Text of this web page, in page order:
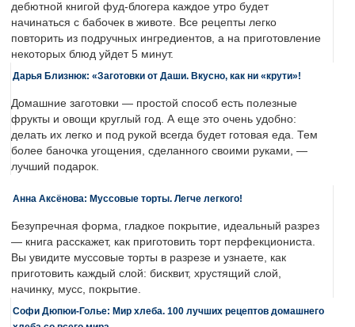
дебютной книгой фуд-блогера каждое утро будет
начинаться с бабочек в животе. Все рецепты легко
повторить из подручных ингредиентов, а на приготовление
некоторых блюд уйдет 5 минут.
Дарья Близнюк: «Заготовки от Даши. Вкусно, как ни «крути»!
Домашние заготовки — простой способ есть полезные
фрукты и овощи круглый год. А еще это очень удобно:
делать их легко и под рукой всегда будет готовая еда. Тем
более баночка угощения, сделанного своими руками, —
лучший подарок.
Анна Аксёнова: Муссовые торты. Легче легкого!
Безупречная форма, гладкое покрытие, идеальный разрез
— книга расскажет, как приготовить торт перфекциониста.
Вы увидите муссовые торты в разрезе и узнаете, как
приготовить каждый слой: бисквит, хрустящий слой,
начинку, мусс, покрытие.
Софи Дюпюи-Голье: Мир хлеба. 100 лучших рецептов домашнего